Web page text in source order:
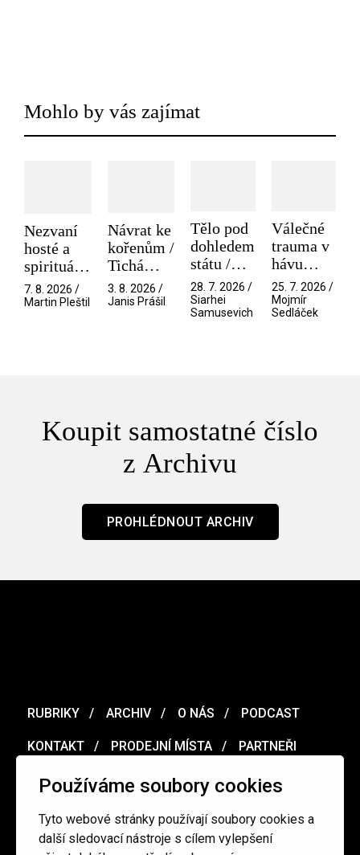
Používáme soubory cookies
Tyto webové stránky používají soubory cookies a
další sledovací nástroje s cílem vylepšení
Mohlo by vás zajímat
Nezvaní
hosté a
spirituální
narušitelé
z vesmíru
7. 8. 2026 /
Martin Pleštil
Návrat ke
kořenům /
Tichá
přítelkyně
3. 8. 2026 /
Janis Prášil
Tělo pod
dohledem
státu /
Pramen
28. 7. 2026 /
Siarhei
Samusevich
Válečné
trauma v
hávu
spektáklu
/ Odyssea
25. 7. 2026 /
Mojmír
Sedláček
Koupit samostatné číslo
z Archivu
PROHLÉDNOUT ARCHIV
RUBRIKY ARCHIV O NÁS PODCAST
KONTAKT PRODEJNÍ MÍSTA PARTNEŘI
MERCH VOUCHER
Ochrana osobních údajů / Obchodní podmínky